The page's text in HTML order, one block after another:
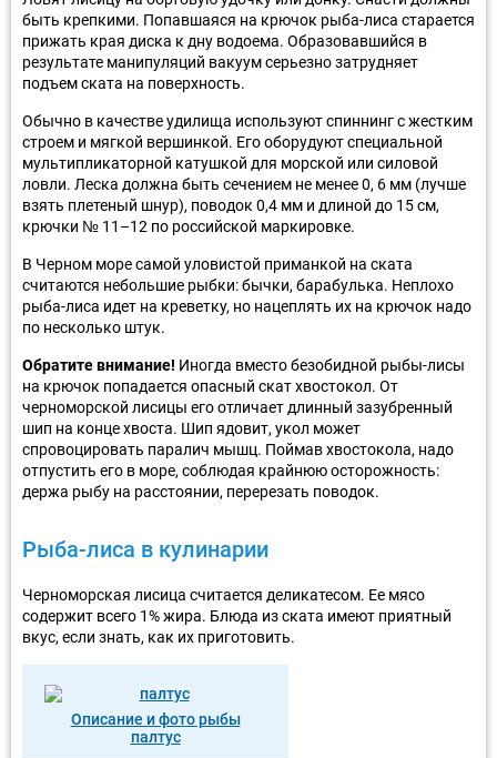
быть крепкими. Попавшаяся на крючок рыба-лиса старается
прижать края диска к дну водоема. Образовавшийся в
результате манипуляций вакуум серьезно затрудняет
подъем ската на поверхность.
Обычно в качестве удилища используют спиннинг с жестким
строем и мягкой вершинкой. Его оборудуют специальной
мультипликаторной катушкой для морской или силовой
ловли. Леска должна быть сечением не менее 0, 6 мм (лучше
взять плетеный шнур), поводок 0,4 мм и длиной до 15 см,
крючки № 11–12 по российской маркировке.
В Черном море самой уловистой приманкой на ската
считаются небольшие рыбки: бычки, барабулька. Неплохо
рыба-лиса идет на креветку, но нацеплять их на крючок надо
по несколько штук.
Обратите внимание! Иногда вместо безобидной рыбы-лисы
на крючок попадается опасный скат хвостокол. От
черноморской лисицы его отличает длинный зазубренный
шип на конце хвоста. Шип ядовит, укол может
спровоцировать паралич мышц. Поймав хвостокола, надо
отпустить его в море, соблюдая крайнюю осторожность:
держа рыбу на расстоянии, перерезать поводок.
Рыба-лиса в кулинарии
Черноморская лисица считается деликатесом. Ее мясо
содержит всего 1% жира. Блюда из ската имеют приятный
вкус, если знать, как их приготовить.
Описание и фото рыбы
палтус